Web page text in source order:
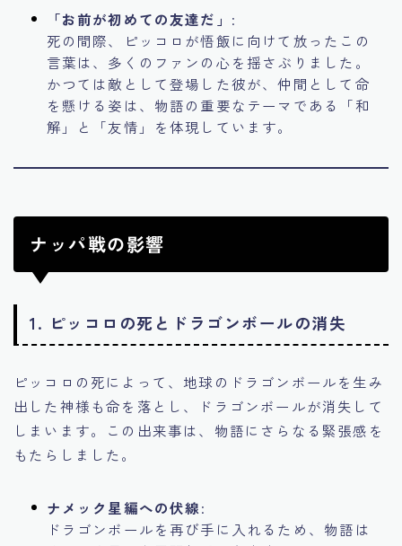
「お前が初めての友達だ」 :
死の間際、ピッコロが悟飯に向けて放ったこの
言葉は、多くのファンの心を揺さぶりました。
かつては敵として登場した彼が、仲間として命
を懸ける姿は、物語の重要なテーマである「和
解」と「友情」を体現しています。
ナッパ戦の影響
1. ピッコロの死とドラゴンボールの消失
ピッコロの死によって、地球のドラゴンボールを生み
出した神様も命を落とし、ドラゴンボールが消失して
しまいます。この出来事は、物語にさらなる緊張感を
もたらしました。
ナメック星編への伏線:
ドラゴンボールを再び手に入れるため、物語は